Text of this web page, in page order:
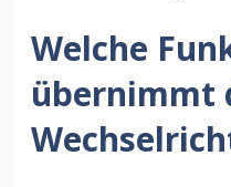
Welche
übernimmt